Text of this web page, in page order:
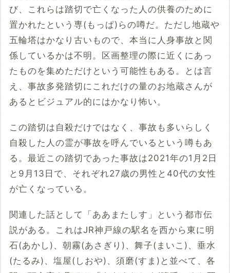
び、これらは踏切で亡くなった人の供養のために
置かれたという専(もっぱ)らの噂だ。ただし地蔵や
五輪塔はかなり古いもので、本当に人身事故と関
係しているかは不明。区画整理の際に近くにあっ
たものを集めただけという可能性もある。とは言
え、事故多発踏切にこれだけの量のお地蔵さんが
あるとビジュアル的にはかなり怖い。
この踏切は自殺だけではなく、事故も多いらしく
自殺した人の霊が事故を呼んでいるという噂もあ
る。最近この踏切であった事故は2021年の1月2日
と9月13日で、それぞれ27歳の男性と40代の女性
が亡くなっている。
関連した話として「ああまたしす」という都市伝
説がある。これはJR神戸線の駅名を西から東に明
石(あかし)、朝霧(あさぎり)、舞子(まいこ)、垂水
(たるみ)、塩屋(しおや)、須磨(すま)と並べて、各